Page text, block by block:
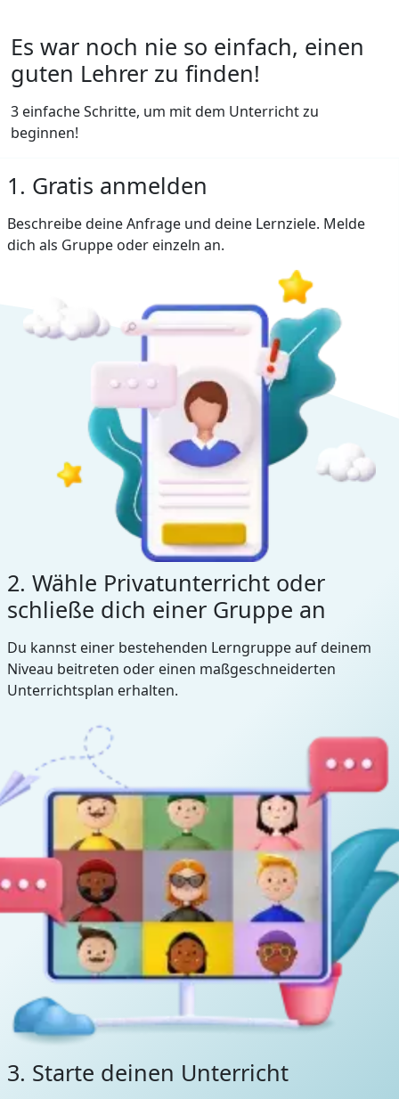
Es war noch nie so einfach, einen
guten Lehrer zu finden!
3 einfache Schritte, um mit dem Unterricht zu
beginnen!
1. Gratis anmelden
Beschreibe deine Anfrage und deine Lernziele. Melde
dich als Gruppe oder einzeln an.
2. Wähle Privatunterricht oder
schließe dich einer Gruppe an
Du kannst einer bestehenden Lerngruppe auf deinem
Niveau beitreten oder einen maßgeschneiderten
Unterrichtsplan erhalten.
3. Starte deinen Unterricht